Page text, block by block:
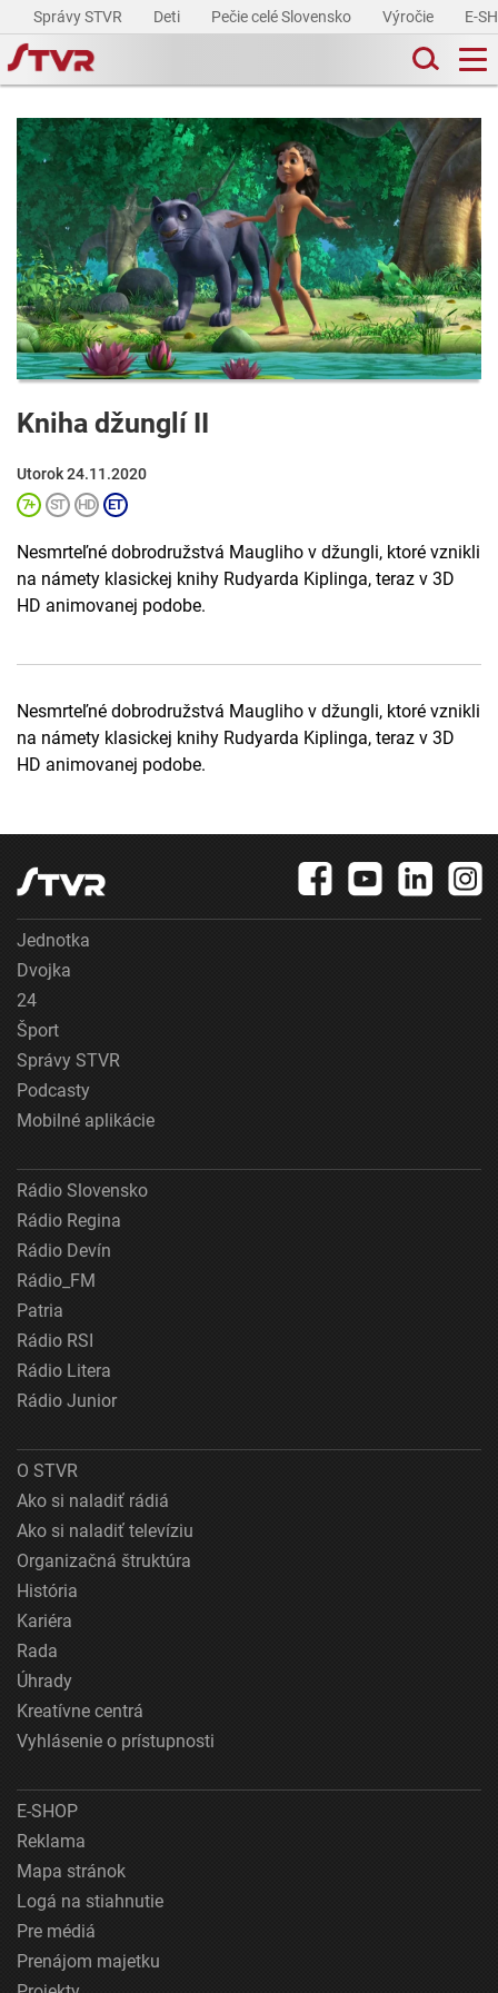
Správy STVR Deti Pečie celé Slovensko Výročie E-
Kniha džunglí II
Utorok 24.11.2020
Nesmrteľné dobrodružstvá Maugliho v džungli, ktoré vznikli
na námety klasickej knihy Rudyarda Kiplinga, teraz v 3D
HD animovanej podobe.
Nesmrteľné dobrodružstvá Maugliho v džungli, ktoré vznikli
na námety klasickej knihy Rudyarda Kiplinga, teraz v 3D
HD animovanej podobe.
Jednotka
Dvojka
24
Šport
Správy STVR
Podcasty
Mobilné aplikácie
Rádio Slovensko
Rádio Regina
Rádio Devín
Rádio_FM
Patria
Rádio RSI
Rádio Litera
Rádio Junior
O STVR
Ako si naladiť rádiá
Ako si naladiť televíziu
Organizačná štruktúra
História
Kariéra
Rada
Úhrady
Kreatívne centrá
Vyhlásenie o prístupnosti
E-SHOP
Reklama
Mapa stránok
Logá na stiahnutie
Pre médiá
Prenájom majetku